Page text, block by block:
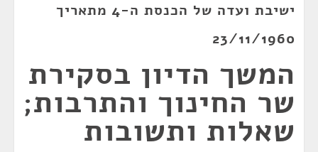
ישיבת ועדה של הכנסת ה-4 מתאריך
23/11/1960
המשך הדיון בסקירת
שר החינוך והתרבות;
שאלות ותשובות